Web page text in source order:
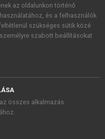
, valamint a szotar.netés a
foglaltakat
az oldalunkon történő
és a felhasználók
szükséges sütik közé
szabott beállításokat
összes alkalmazás